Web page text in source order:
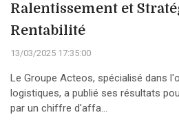
Ralentissement et
Rentabilité
13/03/2025 17:35:00
Le Groupe Acteos, spécialisé dans
logistiques, a publié ses résultats
par un chiffre d'affa...